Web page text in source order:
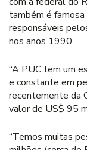
também é
responsáveis
nos anos 1990.
“A PUC tem um
e constante em
recentemente da
valor de US$ 95
“Temos muitas